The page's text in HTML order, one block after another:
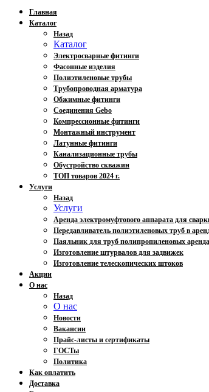
Главная
Каталог
Назад
Каталог
Электросварные фитинги
Фасонные изделия
Полиэтиленовые трубы
Трубопроводная арматура
Обжимные фитинги
Соединения Gebo
Компрессионные фитинги
Монтажный инструмент
Латунные фитинги
Канализационные трубы
Обустройство скважин
ТОП товаров 2024 г.
Услуги
Назад
Услуги
Аренда электромуфтового аппарата для
Передавливатель полиэтиленовых труб в
Паяльник для труб полипропиленовых
Изготовление штурвалов для задвижек
Изготовление телескопических штоков
Акции
О нас
Назад
О нас
Новости
Вакансии
Прайс-листы и сертификаты
ГОСТы
Политика
Как оплатить
Доставка